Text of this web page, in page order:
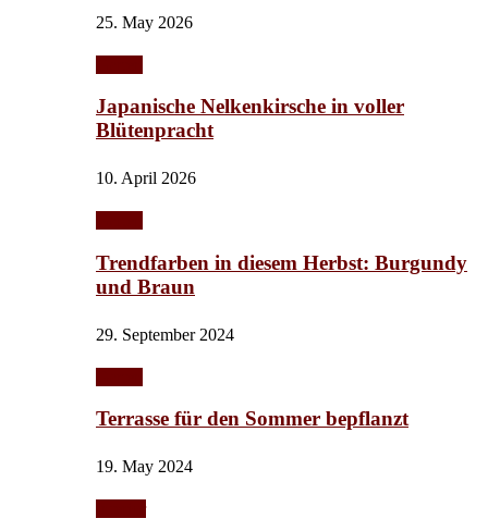
25. May 2026
Japanische Nelkenkirsche in voller
Blütenpracht
10. April 2026
Trendfarben in diesem Herbst: Burgundy
und Braun
29. September 2024
Terrasse für den Sommer bepflanzt
19. May 2024